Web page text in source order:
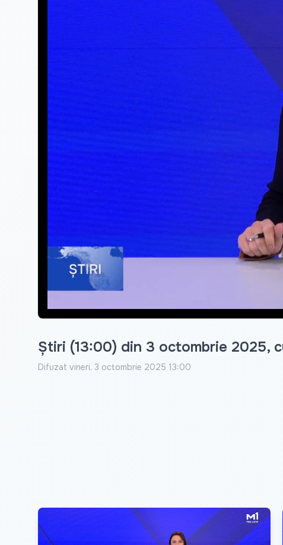
Știri (13:00) din 3 octombrie 2025,
Difuzat vineri, 3 octombrie 2025 13:00